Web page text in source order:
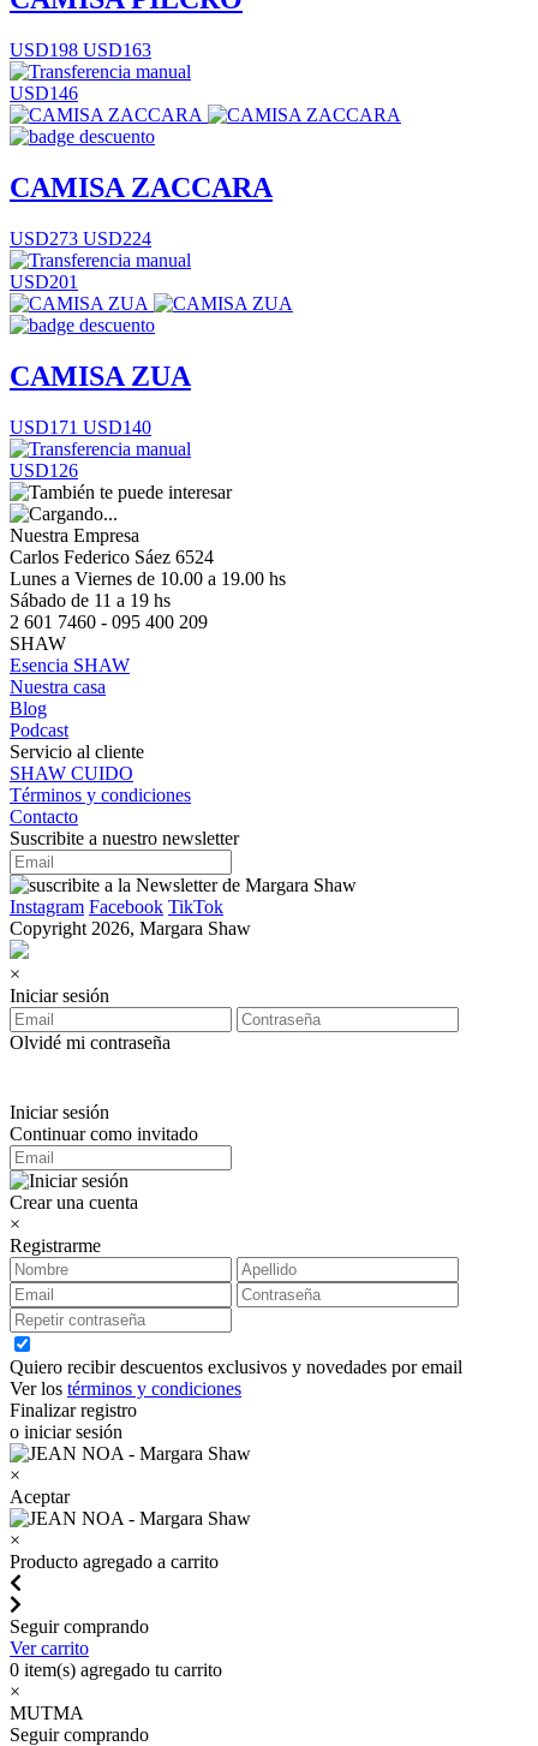
USD198 USD163
USD146
CAMISA ZACCARA
USD273 USD224
USD201
CAMISA ZUA
USD171 USD140
USD126
Nuestra Empresa
Carlos Federico Sáez 6524
Lunes a Viernes de 10.00 a 19.00 hs
Sábado de 11 a 19 hs
2 601 7460 - 095 400 209
SHAW
Esencia SHAW
Nuestra casa
Blog
Podcast
Servicio al cliente
SHAW CUIDO
Términos y condiciones
Contacto
Suscribite a nuestro newsletter
Instagram Facebook TikTok
Copyright 2026, Margara Shaw
×
Iniciar sesión
Olvidé mi contraseña
Iniciar sesión
Continuar como invitado
Crear una cuenta
×
Registrarme
Quiero recibir descuentos exclusivos y novedades por email
Ver los términos y condiciones
Finalizar registro
o iniciar sesión
×
Aceptar
×
Producto agregado a carrito
Seguir comprando
Ver carrito
0 item(s) agregado tu carrito
×
MUTMA
Seguir comprando